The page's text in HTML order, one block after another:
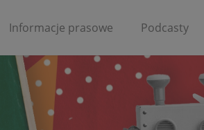
Informacje prasowe Podcasty